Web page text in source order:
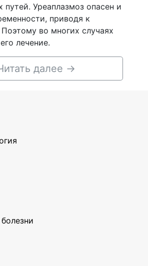
путей. Уреаплазмоз опасен и
приводя к
во многих случаях
лечение.
далее →